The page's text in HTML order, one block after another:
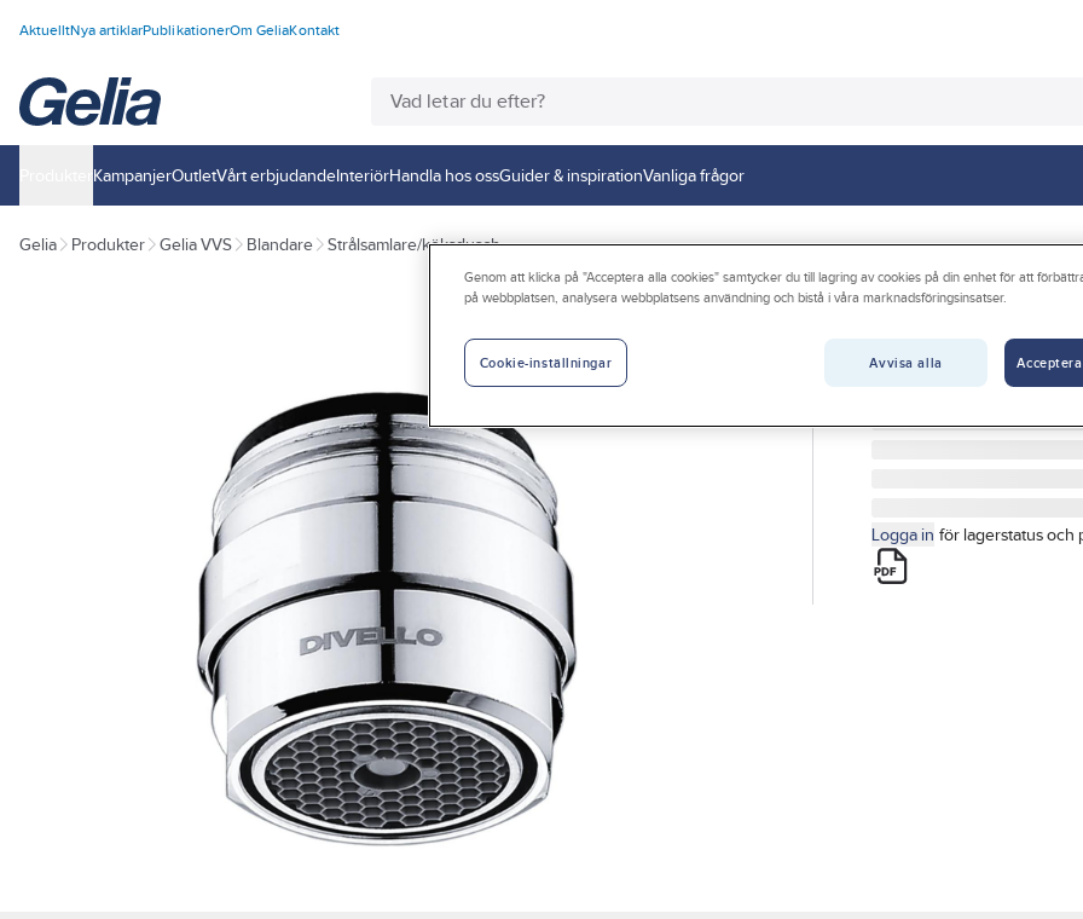
AktuelltNya artiklarPublikationerOm GeliaKontakt
KampanjerOutletVårt erbjudandeInteriörHandla hos ossGuider & inspirationVanliga frågor
Gelia Produkter Gelia VVS Blandare Strålsamlare/köksdusch
Strålsamlare
STRÅLSAMLARE
Logga in för lagerstatus och
Genom att klicka på "Acceptera alla cookies" samtycker du till lagring av cookies på din enhet för att
på webbplatsen, analysera webbplatsens användning och bistå i våra marknadsföringsinsatser.
Avvisa alla
Cookie-inställningar